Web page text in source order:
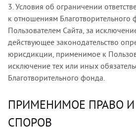
3. Условия об ограничении
к отношениям
Пользователем Сайта, за
действующее законодательство
юрисдикции, применимое к
исключение тех или иных
Благотворительного фонда.
ПРИМЕНИМОЕ ПРАВО
СПОРОВ